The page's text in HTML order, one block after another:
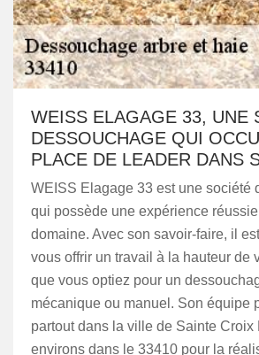
WEISS ELAGAGE 33, UNE
DESSOUCHAGE QUI
PLACE DE LEADER DANS
WEISS Elagage 33 est une société
qui possède une expérience
domaine. Avec son savoir-faire, il
vous offrir un travail à la hauteur de
que vous optiez pour un
mécanique ou manuel. Son équipe
partout dans la ville de Sainte Croix
environs dans le 33410 pour la